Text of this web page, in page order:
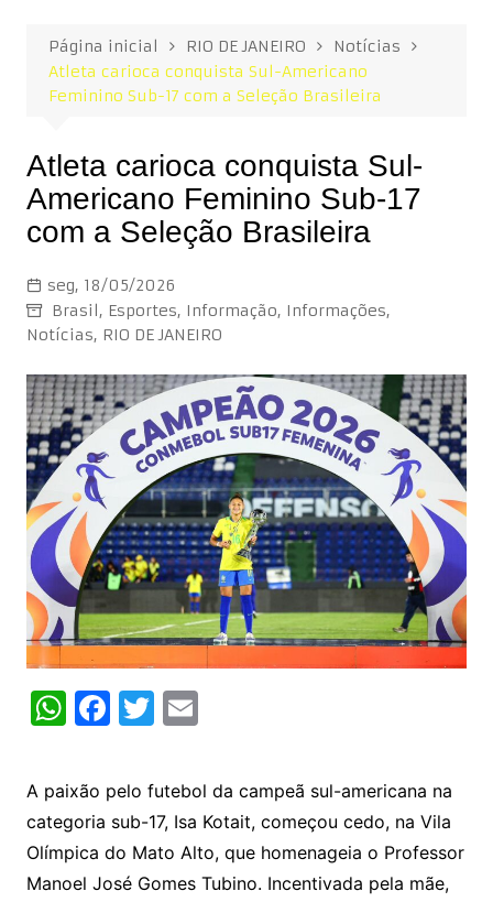
Página inicial RIO DE JANEIRO
Notícias
Atleta carioca conquista Sul-Americano
Feminino Sub-17 com a Seleção Brasileira
Atleta carioca conquista Sul-
Americano Feminino Sub-17
com a Seleção Brasileira
seg, 18/05/2026
Brasil , Esportes, Informação, Informações,
Notícias, RIO DE JANEIRO
W
at
s
A
p
F
c
e
b
o
T
itt
er
E
ai
l
A paixão pelo futebol da campeã sul-americana na
categoria sub-17, Isa Kotait, começou cedo, na Vila
Olímpica do Mato Alto, que homenageia o Professor
Manoel José Gomes Tubino. Incentivada pela mãe,